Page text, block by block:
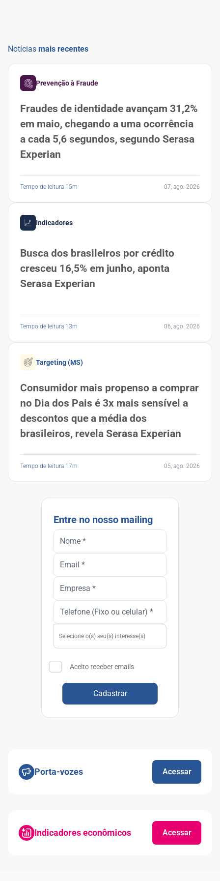
Notícias mais recentes
Prevenção à Fraude
Fraudes de identidade avançam 31,2%
em maio, chegando a uma ocorrência
a cada 5,6 segundos, segundo Serasa
Experian
Tempo de leitura 15m 07, ago. 2026
Indicadores
Busca dos brasileiros por crédito
cresceu 16,5% em junho, aponta
Serasa Experian
Tempo de leitura 13m 06, ago. 2026
Targeting (MS)
Consumidor mais propenso a comprar
no Dia dos Pais é 3x mais sensível a
descontos que a média dos
brasileiros, revela Serasa Experian
Tempo de leitura 17m 05, ago. 2026
Entre no nosso mailing
Aceito receber emails
Cadastrar
Porta-vozes Acessar
Indicadores econômicos Acessar